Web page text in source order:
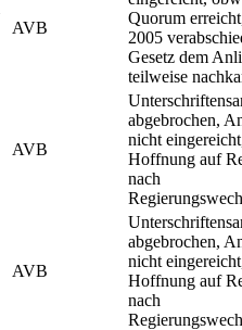
AVB
Quorum
2005
Gesetz dem
teilweise
AVB
abgebrochen,
nicht
Hoffnung auf
nach
AVB
abgebrochen,
nicht
Hoffnung auf
nach